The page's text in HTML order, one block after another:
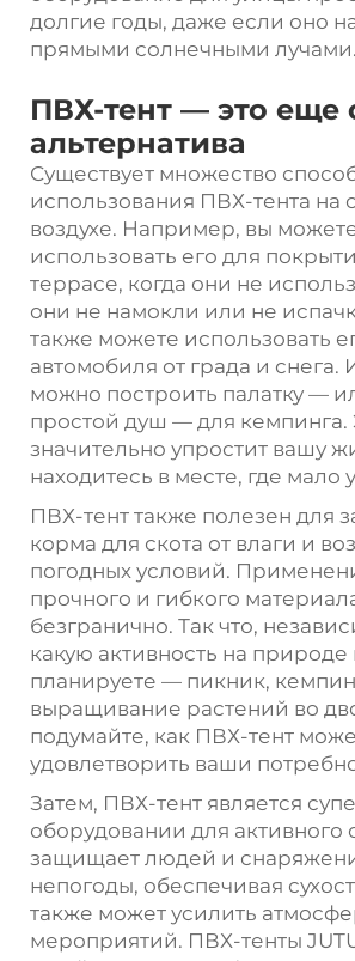
долгие годы, даже если оно
прямыми солнечными лучами.
ПВХ-тент — это еще
альтернатива
Существует множество
использования ПВХ-тента на
воздухе. Например, вы
использовать его для
террасе, когда они не
они не намокли или не
также можете использовать
автомобиля от града и снега.
можно построить палатку —
простой душ — для кемпинга.
значительно упростит вашу
находитесь в месте, где мало
ПВХ-тент также полезен для
корма для скота от влаги и
погодных условий.
прочного и гибкого
безгранично. Так что,
какую активность на природе
планируете — пикник,
выращивание растений во
подумайте, как ПВХ-тент
удовлетворить ваши
Затем, ПВХ-тент является
оборудовании для активного
защищает людей и
непогоды, обеспечивая
также может усилить
мероприятий. ПВХ-тенты